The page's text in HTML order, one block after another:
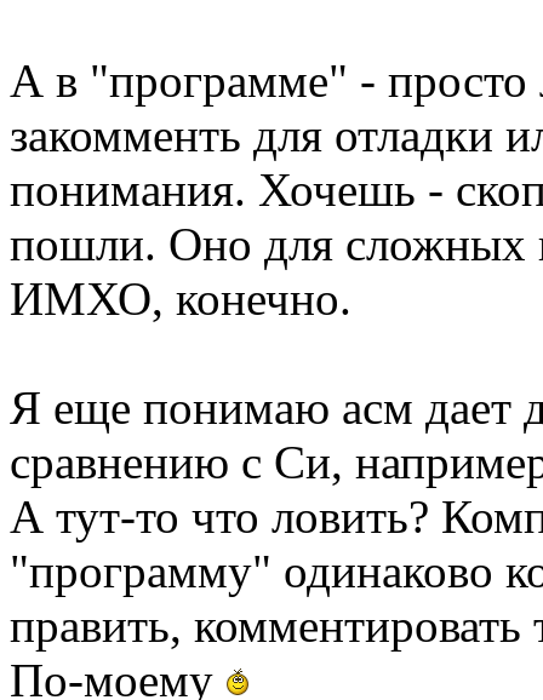
А в "программе" -
закомменть для отладки
понимания. Хочешь -
пошли. Оно для сложных
ИМХО, конечно.
Я еще понимаю асм дает
сравнению с Си,
А тут-то что ловить?
"программу" одинаково
править, комментировать
По-моему